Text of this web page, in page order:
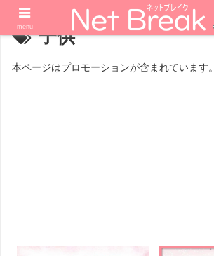
子供
本ページはプロモーションが含まれています。
menu